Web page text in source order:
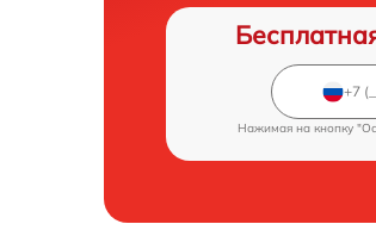
Нажимая на кнопку